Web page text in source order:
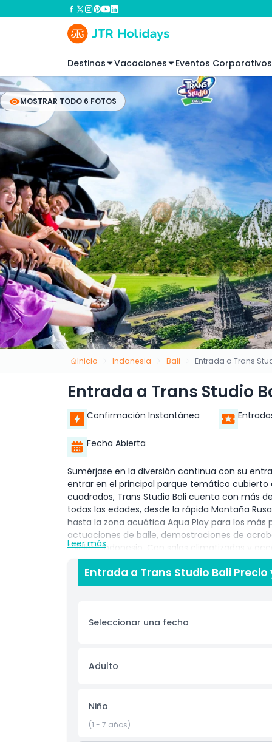
Destinos Vacaciones Eventos Corporativos
MOSTRAR TODO 6 FOTOS
Inicio Indonesia Bali Entrada a Trans
Entrada a Trans Studio
Confirmación Instantánea
Fecha Abierta
Sumérjase en la diversión continua con su
entrar en el principal parque temático cubierto
cuadrados, Trans Studio Bali cuenta con más
todas las edades, desde la rápida Montaña
hasta la zona acuática Aqua Play para los más
actuaciones de baile, demostraciones de
folclore indonesio. Con salas climatizadas y
que su aventura no se interrumpa por las
cafeterías temáticas que ofrecen delicias
souvenirs para encontrar productos
cercano. Perfecto para familias, grupos y
incluye también estacionamiento en el sitio,
de ruedas. Ya sea que busque adrenalina o un
mismo techo. Asegure sus entradas hoy y
Leer más
Entrada a Trans Studio Bali Precio
Seleccionar una fecha
Adulto
Niño
(1 - 7 años)